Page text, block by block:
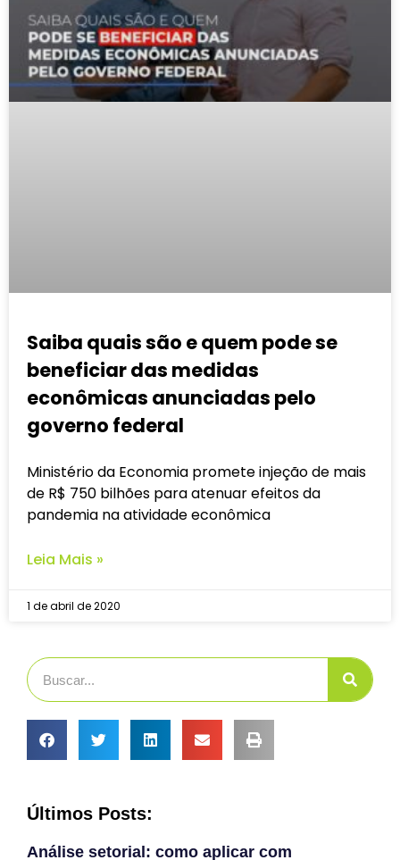
Saiba quais são e quem pode se
beneficiar das medidas
econômicas anunciadas pelo
governo federal
Ministério da Economia promete injeção de mais
de R$ 750 bilhões para atenuar efeitos da
pandemia na atividade econômica
Leia Mais »
1 de abril de 2020
Últimos Posts:
Análise setorial: como aplicar com